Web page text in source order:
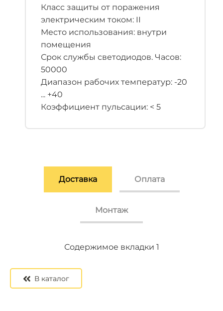
Класс защиты от поражения
электрическим током: II
Место использования: внутри
помещения
Срок службы светодиодов. Часов:
50000
Диапазон рабочих температур: -20
... +40
Коэффициент пульсации: < 5
Доставка Оплата
Монтаж
Содержимое вкладки 1
Содержимое вкладки 2
Содержимое вкладки 3
В каталог